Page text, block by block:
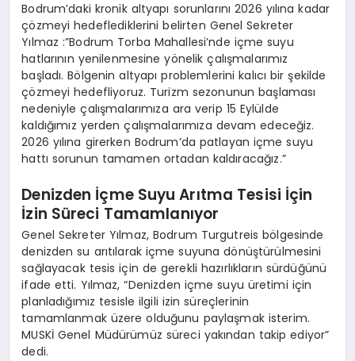
Bodrum’daki kronik altyapı sorunlarını 2026 yılına kadar
çözmeyi hedeflediklerini belirten Genel Sekreter
Yılmaz :”Bodrum Torba Mahallesi’nde içme suyu
hatlarının yenilenmesine yönelik çalışmalarımız
başladı. Bölgenin altyapı problemlerini kalıcı bir şekilde
çözmeyi hedefliyoruz. Turizm sezonunun başlaması
nedeniyle çalışmalarımıza ara verip 15 Eylülde
kaldığımız yerden çalışmalarımıza devam edeceğiz.
2026 yılına girerken Bodrum’da patlayan içme suyu
hattı sorunun tamamen ortadan kaldıracağız.”
Denizden İçme Suyu Arıtma Tesisi İçin
İzin Süreci Tamamlanıyor
Genel Sekreter Yılmaz, Bodrum Turgutreis bölgesinde
denizden su arıtılarak içme suyuna dönüştürülmesini
sağlayacak tesis için de gerekli hazırlıkların sürdüğünü
ifade etti. Yılmaz, “Denizden içme suyu üretimi için
planladığımız tesisle ilgili izin süreçlerinin
tamamlanmak üzere olduğunu paylaşmak isterim.
MUSKİ Genel Müdürümüz süreci yakından takip ediyor”
dedi.